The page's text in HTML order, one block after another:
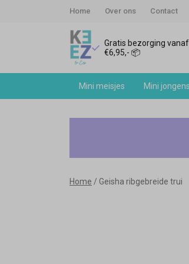
Home Over ons Contact
Gratis bezorging
€6,95,- 📦
Mini meisjes Mini jongens
Geisha
Home Geisha ribgebreide trui